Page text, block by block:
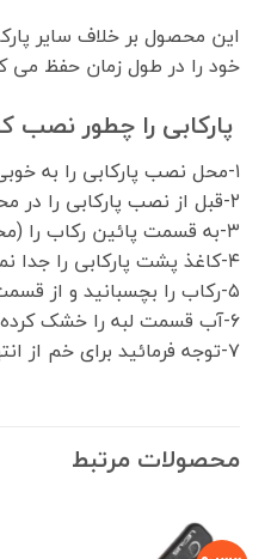
این محصول بر خلاف سایر
خود را در طول زمان حفظ می
پارکابی را چطور نصب
۱-محل نصب پارکابی را به خوبی تمیز کنید.
۲-قبل از نصب پارکابی را در محل مورد نظر قرار داده در صورت تمایل با خودکار علامتگذاری نمائید.
۳-به قسمت پائین رکاب را (محل خم) حالت بدهید.
۴-کاغذ پشت پارکابی را جدا نموده و مقدارکمی آب روی رکاب اسپری نمائید.
۵-رکاب را بچسبانید و از قسمت وسط به طرفین آب زیرآن را با دست خارج نمائید.
۶-آب قسمت لبه را خشک کرده و لبه رابه طرف پایین بچسبانید.
۷-توجه فرمائید برای خم از انتهای پارکابی به اندازه ۱سانت در نظر بگیرید.
محصولات مرتبط